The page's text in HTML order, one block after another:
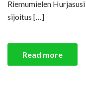
Riemumielen
sijoitus […]
Read more